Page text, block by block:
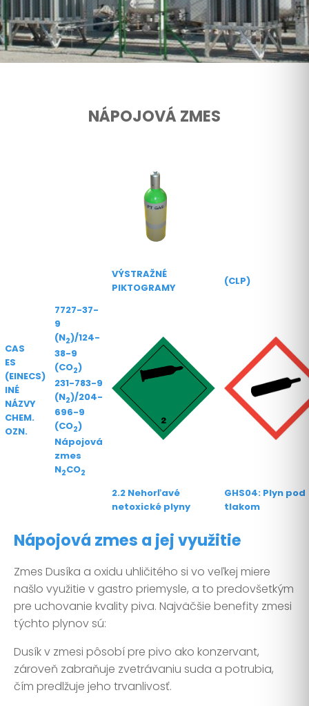
NÁPOJOVÁ ZMES
VÝSTRAŽNÉ
PIKTOGRAMY
(CLP)
CAS
ES
(EINECS)
INÉ
NÁZVY
CHEM.
OZN.
7727-37-
9
(N2)/124-
38-9
(CO2)
231-783-9
(N2)/204-
696-9
(CO2)
Nápojová
zmes
N2CO2
2.2 Nehorľavé
netoxické plyny
GHS04: Plyn pod
tlakom
Nápojová zmes a jej využitie
Zmes Dusíka a oxidu uhličitého si vo veľkej miere
našlo využitie v gastro priemysle, a to predovšetkým
pre uchovanie kvality piva. Najväčšie benefity zmesi
týchto plynov sú:
Dusík v zmesi pôsobí pre pivo ako konzervant,
zároveň zabraňuje zvetrávaniu suda a potrubia,
čím predlžuje jeho trvanlivosť.